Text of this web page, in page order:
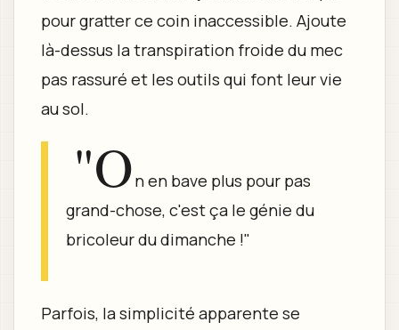
pour gratter ce coin inaccessible. Ajoute
là-dessus la transpiration froide du mec
pas rassuré et les outils qui font leur vie
au sol.
"On en bave plus pour pas
grand-chose, c'est ça le génie du
bricoleur du dimanche !"
Parfois, la simplicité apparente se